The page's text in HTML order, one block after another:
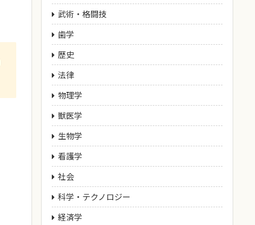
武術・格闘技
歯学
歴史
法律
物理学
獣医学
生物学
看護学
社会
科学・テクノロジー
経済学